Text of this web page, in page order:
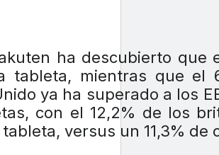
ha descubierto que
tableta, mientras que el
ya ha superado a los
con el 12,2% de los
versus un 11,3% de